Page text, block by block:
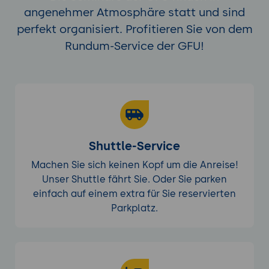
Unterstützung skizzieren, eine Risiko-
Bewertungs-Tabelle mit fünf AI-
spezifischen Risiken pro System erstellen,
drei Mitigation-Optionen pro Top-Risiko
Integration, AI-Lifecycle
4. ISO 42001 Annex-A-Kontrollen für AI-
Kontrollen in neun Bereichen.
A.2 Policies related to AI
: AI-Policy-
Anforderungen.
A.4 Resources for AI systems
angenehmer Atmosphäre statt und sind
perfekt organisiert. Profitieren Sie von dem
Rundum-Service der GFU!
Shuttle-Service
Machen Sie sich keinen Kopf um die Anreise!
Unser Shuttle fährt Sie. Oder Sie parken
einfach auf einem extra für Sie reservierten
Parkplatz.